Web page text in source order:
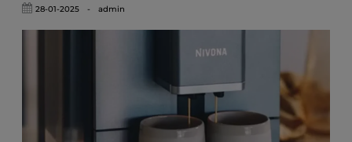
28-01-2025 - admin